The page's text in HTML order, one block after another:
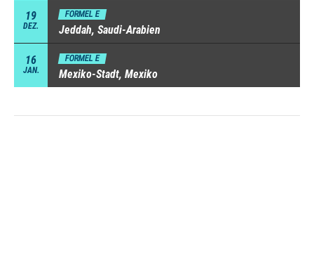
19
DEZ.
FORMEL E
Jeddah, Saudi-Arabien
16
JAN.
FORMEL E
Mexiko-Stadt, Mexiko